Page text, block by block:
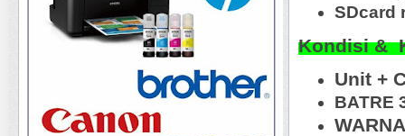
SDcard
Kondisi &
Unit +
BATRE